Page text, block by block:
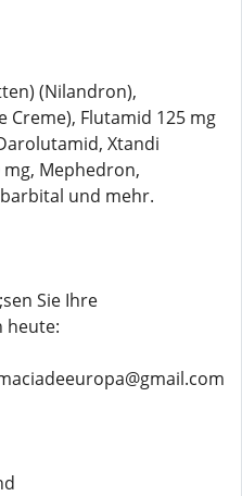
(Nilandron),
Creme), Flutamid 125 mg
Xtandi
Mephedron,
und mehr.
Sie Ihre
heute: